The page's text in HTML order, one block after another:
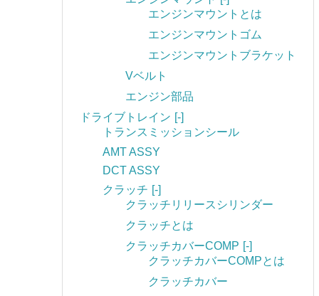
エンジンマウントとは
エンジンマウントゴム
エンジンマウントブラケット
Vベルト
エンジン部品
ドライブトレイン [-]
トランスミッションシール
AMT ASSY
DCT ASSY
クラッチ [-]
クラッチリリースシリンダー
クラッチとは
クラッチカバーCOMP [-]
クラッチカバーCOMPとは
クラッチカバー